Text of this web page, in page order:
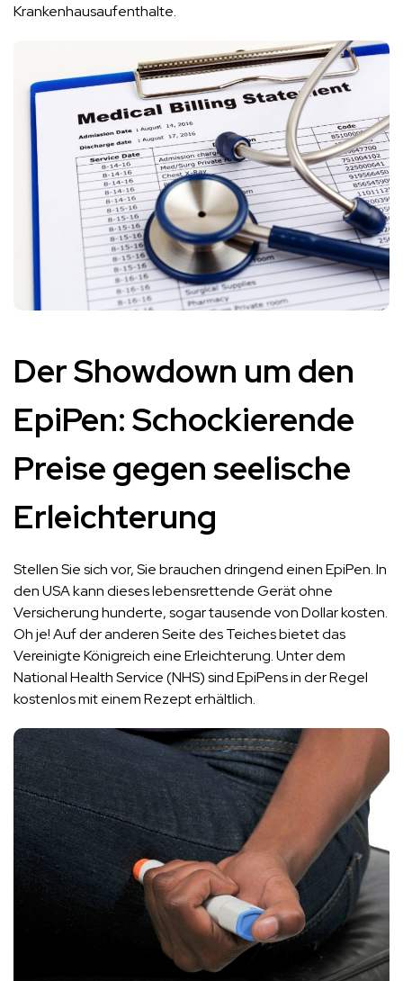
Krankenhausaufenthalte.
Der Showdown um den
EpiPen: Schockierende
Preise gegen seelische
Erleichterung
Stellen Sie sich vor, Sie brauchen dringend einen EpiPen. In
den USA kann dieses lebensrettende Gerät ohne
Versicherung hunderte, sogar tausende von Dollar kosten.
Oh je! Auf der anderen Seite des Teiches bietet das
Vereinigte Königreich eine Erleichterung. Unter dem
National Health Service (NHS) sind EpiPens in der Regel
kostenlos mit einem Rezept erhältlich.